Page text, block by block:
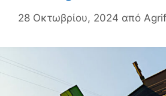
28 Οκτωβρίου, 2024 από